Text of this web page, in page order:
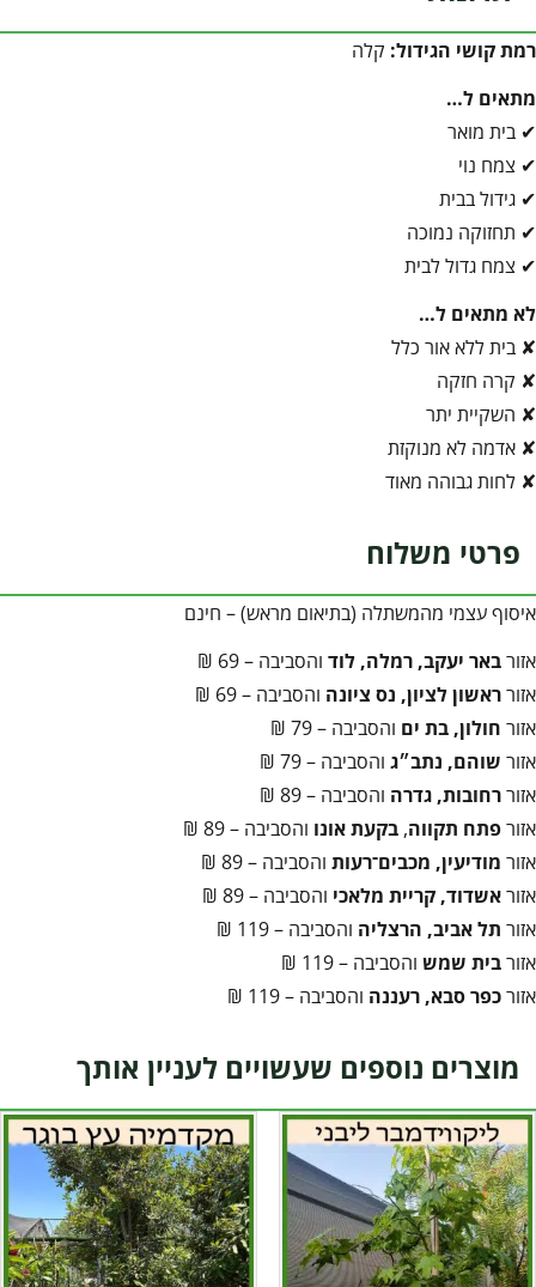
רמת קושי הגידול: קלה
מתאים ל…
✔ בית מואר
✔ צמח נוי
✔ גידול בבית
✔ תחזוקה נמוכה
✔ צמח גדול לבית
לא מתאים ל…
✘ בית ללא אור כלל
✘ קרה חזקה
✘ השקיית יתר
✘ אדמה לא מנוקזת
✘ לחות גבוהה מאוד
פרטי משלוח
איסוף עצמי מהמשתלה (בתיאום מראש) – חינם
אזורבאר יעקב, רמלה, לוד והסביבה – 69 ₪
אזורראשון לציון, נס ציונה והסביבה – 69 ₪
אזור חולון, בת ים והסביבה – 79 ₪
אזור שוהם, נתב״ג והסביבה – 79 ₪
אזוררחובות, גדרה והסביבה – 89 ₪
אזורפתח תקווה, בקעת אונו והסביבה – 89 ₪
אזור מודיעין, מכבים־רעות והסביבה – 89 ₪
אזוראשדוד, קריית מלאכי והסביבה – 89 ₪
אזור תל אביב, הרצליה והסביבה – 119 ₪
אזורבית שמש והסביבה – 119 ₪
אזורכפר סבא, רעננה והסביבה – 119 ₪
מוצרים נוספים שעשויים לעניין אותך